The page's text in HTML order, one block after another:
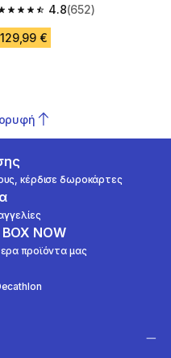
- Kiprun
- CNY
4.8
4.8 out of 5 stars from 652
(652)
129,99 €
κέρδισε δωροκάρτες
NOW
προϊόντα μας